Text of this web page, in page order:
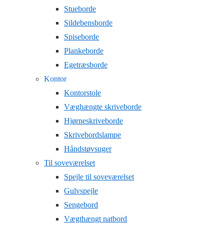
Stueborde
Sildebensborde
Spiseborde
Plankeborde
Egetræsborde
Kontor
Kontorstole
Væghængte skriveborde
Hjørneskriveborde
Skrivebordslampe
Håndstøvsuger
Til soveværelset
Spejle til soveværelset
Gulvspejle
Sengebord
Vægthængt natbord